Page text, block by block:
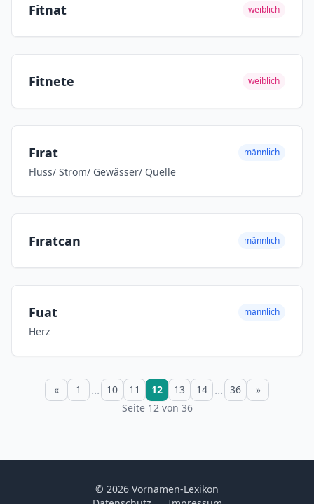
Fitnat weiblich
Fitnete weiblich
Fırat männlich
Fluss/ Strom/ Gewässer/ Quelle
Fıratcan männlich
Fuat männlich
Herz
« 1 ... 10 11 12 13 14 ... 36
»
Seite 12 von 36
© 2026 Vornamen-Lexikon